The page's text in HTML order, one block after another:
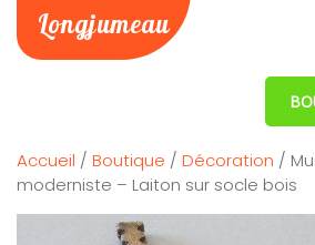
Longjumeau
Accueil / Boutique / Décoration /
moderniste – Laiton sur socle bois